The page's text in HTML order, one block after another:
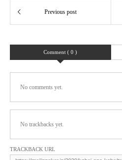
Comment ( 0 )
No comments yet.
No trackbacks yet.
TRACKBACK URL